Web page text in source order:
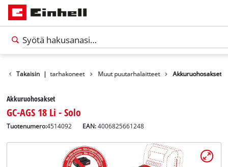
Takaisin |
Tuotteet Puutarhakoneet Muut puutarhalaitteet Akkuruohosakset
Akkuruohosakset
GC-AGS 18 Li - Solo
Tuotenumero:4514092 EAN:4006825661248